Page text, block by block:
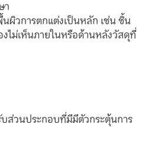
า
วการตกแต่งเป็นหลัก เช่น ชิ้น
ไม่เห็นภายในหรือด้านหลังวัสดุที่
ส่วนประกอบที่มีมีตัวกระตุ้นการ